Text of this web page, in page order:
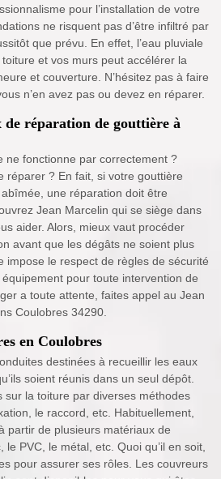
pour l’installation de votre
ne risquent pas d’être infiltré par
que prévu. En effet, l’eau pluviale
et vos murs peut accélérer la
et couverture. N’hésitez pas à faire
n’en avez pas ou devez en réparer.
réparation de gouttière à
ne fonctionne par correctement ?
réparer ? En fait, si votre gouttière
une réparation doit être
Jean Marcelin qui se siège dans
aider. Alors, mieux vaut procéder
avant que les dégâts ne soient plus
impose le respect de règles de sécurité
équipement pour toute intervention de
a toute attente, faites appel au Jean
Coulobres 34290.
en Coulobres
destinées à recueillir les eaux
soient réunis dans un seul dépôt.
sur la toiture par diverses méthodes
le raccord, etc. Habituellement,
partir de plusieurs matériaux de
PVC, le métal, etc. Quoi qu’il en soit,
pour assurer ses rôles. Les couvreurs